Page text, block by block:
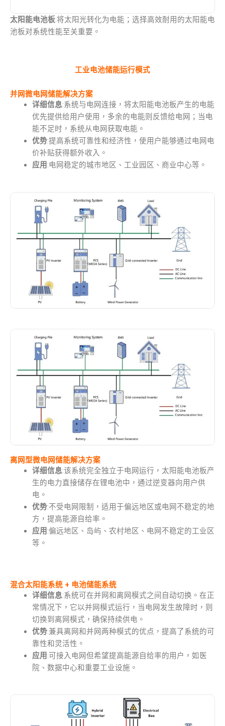
太阳能电池板:将太阳光转化为电能；选择高效耐用的太阳能电
池板对系统性能至关重要。
工业电池储能运行模式
并网微电网储能解决方案
详细信息:系统与电网连接，将太阳能电池板产生的电能
优先提供给用户使用，多余的电能则反馈给电网；当电
能不足时，系统从电网获取电能。
优势:提高系统可靠性和经济性，使用户能够通过电网电
价补贴获得额外收入。
应用 :电网稳定的城市地区、工业园区、商业中心等。
离网型微电网储能解决方案
详细信息:该系统完全独立于电网运行，太阳能电池板产
生的电力直接储存在锂电池中，通过逆变器向用户供
电。
优势:不受电网限制，适用于偏远地区或电网不稳定的地
方，提高能源自给率。
应用 :偏远地区、岛屿、农村地区、电网不稳定的工业区
等。
混合太阳能系统 + 电池储能系统
详细信息:系统可在并网和离网模式之间自动切换。在正
常情况下，它以并网模式运行，当电网发生故障时，则
切换到离网模式，确保持续供电。
优势:兼具离网和并网两种模式的优点，提高了系统的可
靠性和灵活性。
应用 :可接入电网但希望提高能源自给率的用户，如医
院、数据中心和重要工业设施。